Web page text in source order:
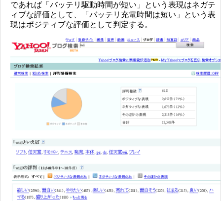
であれば「バッテリ駆動時間が短い」という表現はネガテ
ィブな評価として、「バッテリ充電時間は短い」という表
現はポジティブな評価として判定する。